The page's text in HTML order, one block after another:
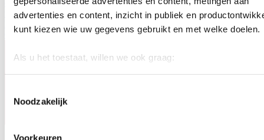
advertenties en content, inzicht in publiek en
kunt kiezen wie uw gegevens gebruikt en met welke doelen.
Als u het toestaat, willen we ook graag:
Informatie verzamelen over uw geografische locatie,
Uw apparaat identificeren door het actief te scannen
Lees meer over hoe uw persoonlijke gegevens worden
Noodzakelijk
Voorkeuren
douche - hydrauliques et électriques Tables à langerAide aux
transferts
Base de connaissances
Notre société Lopital
Contact
Conditions de livraison et de paiement